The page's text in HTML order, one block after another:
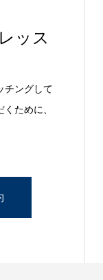
ッス
チングして
ために、